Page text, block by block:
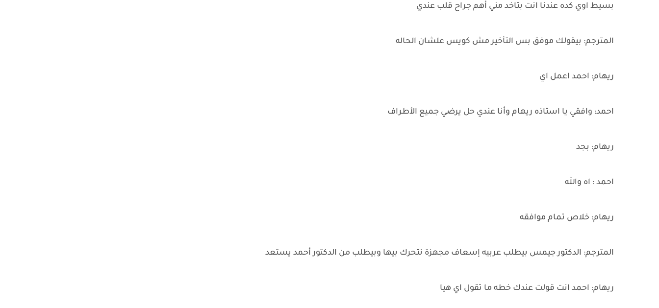
بسيط اوي كده عندنا انت بتاخد مني أهم جراح قلب عندي
المترجم: بيقولك موفق بس التأخير مش كويس علشان الحاله
ريهام: احمد اعمل اي
احمد: وافقي يا استاذه ريهام وأنا عندي حل يرضي جميع الأطراف
ريهام: بجد
احمد : اه والله
ريهام: خلاص تمام موافقه
المترجم: الدكتور جيمس بيطلب عربيه إسعاف مجهزة نتحرك بيها وبيطلب من الدكتور أحمد يستعد
ريهام: احمد انت قولت عندك خطه ما تقول اي هيا